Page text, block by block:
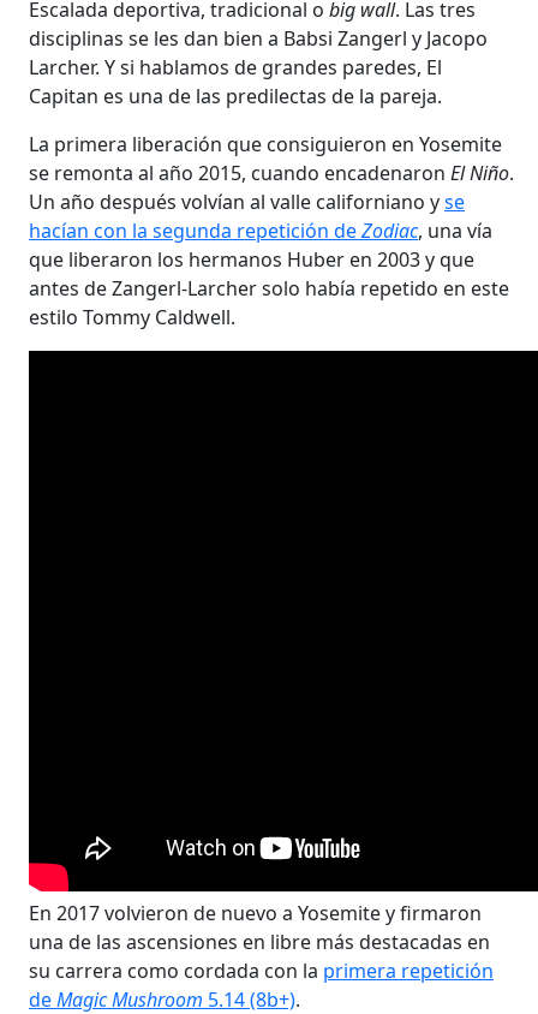
Escalada deportiva, tradicional o big wall. Las tres
disciplinas se les dan bien a Babsi Zangerl y Jacopo
Larcher. Y si hablamos de grandes paredes, El
Capitan es una de las predilectas de la pareja.
La primera liberación que consiguieron en Yosemite
se remonta al año 2015, cuando encadenaron El Niño.
Un año después volvían al valle californiano yse
hacían con la segunda repetición deZodiac, una vía
que liberaron los hermanos Huber en 2003 y que
antes de Zangerl-Larcher solo había repetido en este
estilo Tommy Caldwell.
En 2017 volvieron de nuevo a Yosemite y firmaron
una de las ascensiones en libre más destacadas en
su carrera como cordada con la primera repetición
deMagic Mushroom 5.14 (8b+).